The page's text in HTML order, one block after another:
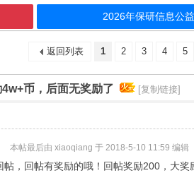
2026年保研信息公
1 2 3 4 5
返回列表
币，后面无奖励了 [复制链接]
本帖最后由 xiaoqiang 于 2018-5-10 11:59 编辑
，回帖有奖励的哦！回帖奖励200，大奖